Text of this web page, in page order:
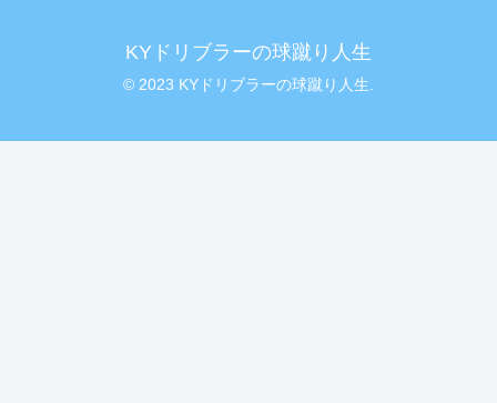
KYドリブラーの球蹴り人生
© 2023 KYドリブラーの球蹴り人生.